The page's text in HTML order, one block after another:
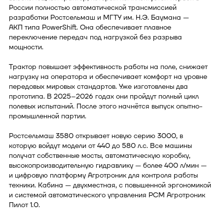
России полностью автоматической трансмиссией
разработки Ростсельмаш и МГТУ им. Н.Э. Баумана —
АКП типа PowerShift. Она обеспечивает плавное
переключение передач под нагрузкой без разрыва
мощности.
Трактор повышает эффективность работы на поле, снижает
нагрузку на оператора и обеспечивает комфорт на уровне
передовых мировых стандартов. Уже изготовлены два
прототипа. В 2025–2026 годах они пройдут полный цикл
полевых испытаний. После этого начнётся выпуск опытно-
промышленной партии.
Ростсельмаш 3580 открывает новую серию 3000, в
которую войдут модели от 440 до 580 л.с. Все машины
получат собственные мосты, автоматическую коробку,
высокопроизводительную гидравлику — более 400 л/мин —
и цифровую платформу Агротроник для контроля работы
техники. Кабина — двухместная, с повышенной эргономикой
и системой автоматического управления РСМ Агротроник
Пилот 1.0.